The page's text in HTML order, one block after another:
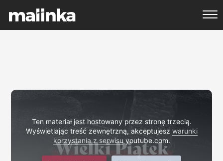
Ten materiał jest hostowany przez stronę trzecią.
Wyświetlając treść zewnętrzną, akceptujesz warunki
korzystania z serwisuyoutube.com.